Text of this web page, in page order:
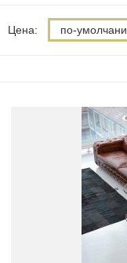
Цена: по-